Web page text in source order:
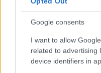
Google consents
I want to allow
related to advertising
device identifiers in